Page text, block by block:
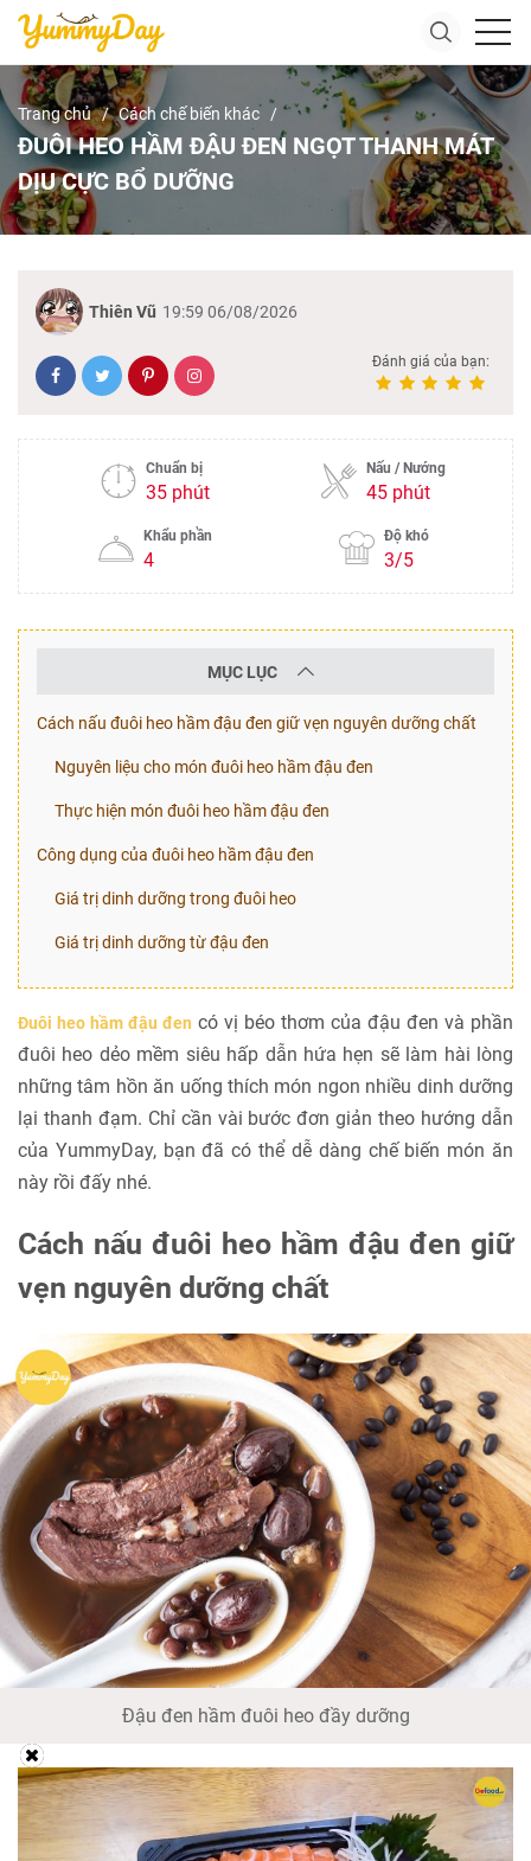
Trang chủ Cách chế biến khác
ĐUÔI HEO HẦM ĐẬU ĐEN NGỌT THANH MÁT
DỊU CỰC BỔ DƯỠNG
Thiên Vũ 19:59 06/08/2026
Đánh giá của bạn:
Chuẩn bị
35 phút
Nấu / Nướng
45 phút
Khẩu phần
4
Độ khó
3/5
MỤC LỤC
Cách nấu đuôi heo hầm đậu đen giữ vẹn nguyên dưỡng chất
Nguyên liệu cho món đuôi heo hầm đậu đen
Thực hiện món đuôi heo hầm đậu đen
Công dụng của đuôi heo hầm đậu đen
Giá trị dinh dưỡng trong đuôi heo
Giá trị dinh dưỡng từ đậu đen
Đuôi heo hầm đậu đen có vị béo thơm của đậu đen và phần
đuôi heo dẻo mềm siêu hấp dẫn hứa hẹn sẽ làm hài lòng
những tâm hồn ăn uống thích món ngon nhiều dinh dưỡng
lại thanh đạm. Chỉ cần vài bước đơn giản theo hướng dẫn
của YummyDay, bạn đã có thể dễ dàng chế biến món ăn
này rồi đấy nhé.
Cách nấu đuôi heo hầm đậu đen giữ
vẹn nguyên dưỡng chất
Đậu đen hầm đuôi heo đầy dưỡng